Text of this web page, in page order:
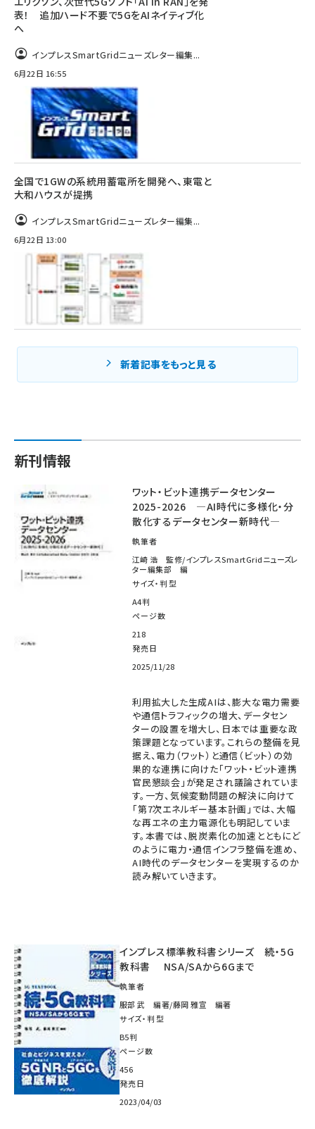
表！ 追加ハード不要で5GをAIネイティブ化
へ
インプレスSmartGridニューズレター編集...
6月22日 16:55
全国で1GWの系統用蓄電所を開発へ、東電と
大和ハウスが提携
インプレスSmartGridニューズレター編集...
6月22日 13:00
新着記事をもっと見る
新刊情報
ワット・ビット連携データセンター
2025-2026 ―AI時代に多様化・分
散化するデータセンター新時代―
執筆者
江崎 浩 監修/インプレスSmartGridニューズレ
ター編集部 編
サイズ・判型
A4判
ページ数
218
発売日
2025/11/28
利用拡大した生成AIは、膨大な電力需要
や通信トラフィックの増大、データセン
ターの設置を増大し、日本では重要な政
策課題となっています。これらの整備を見
据え、電力（ワット）と通信（ビット）の効
果的な連携に向けた「ワット・ビット連携
官民懇談会」が発足され議論されていま
す。一方、気候変動問題の解決に向けて
「第7次エネルギー基本計画」では、大幅
な再エネの主力電源化も明記していま
す。本書では、脱炭素化の加速とともにど
のように電力・通信インフラ整備を進め、
AI時代のデータセンターを実現するのか
読み解いていきます。
インプレス標準教科書シリーズ 続・5G
教科書 NSA/SAから6Gまで
執筆者
服部 武 編著/藤岡 雅宣 編著
サイズ・判型
B5判
ページ数
456
発売日
2023/04/03